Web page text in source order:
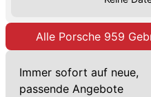
Alle Porsche 959
Immer sofort auf neue,
passende Angebote